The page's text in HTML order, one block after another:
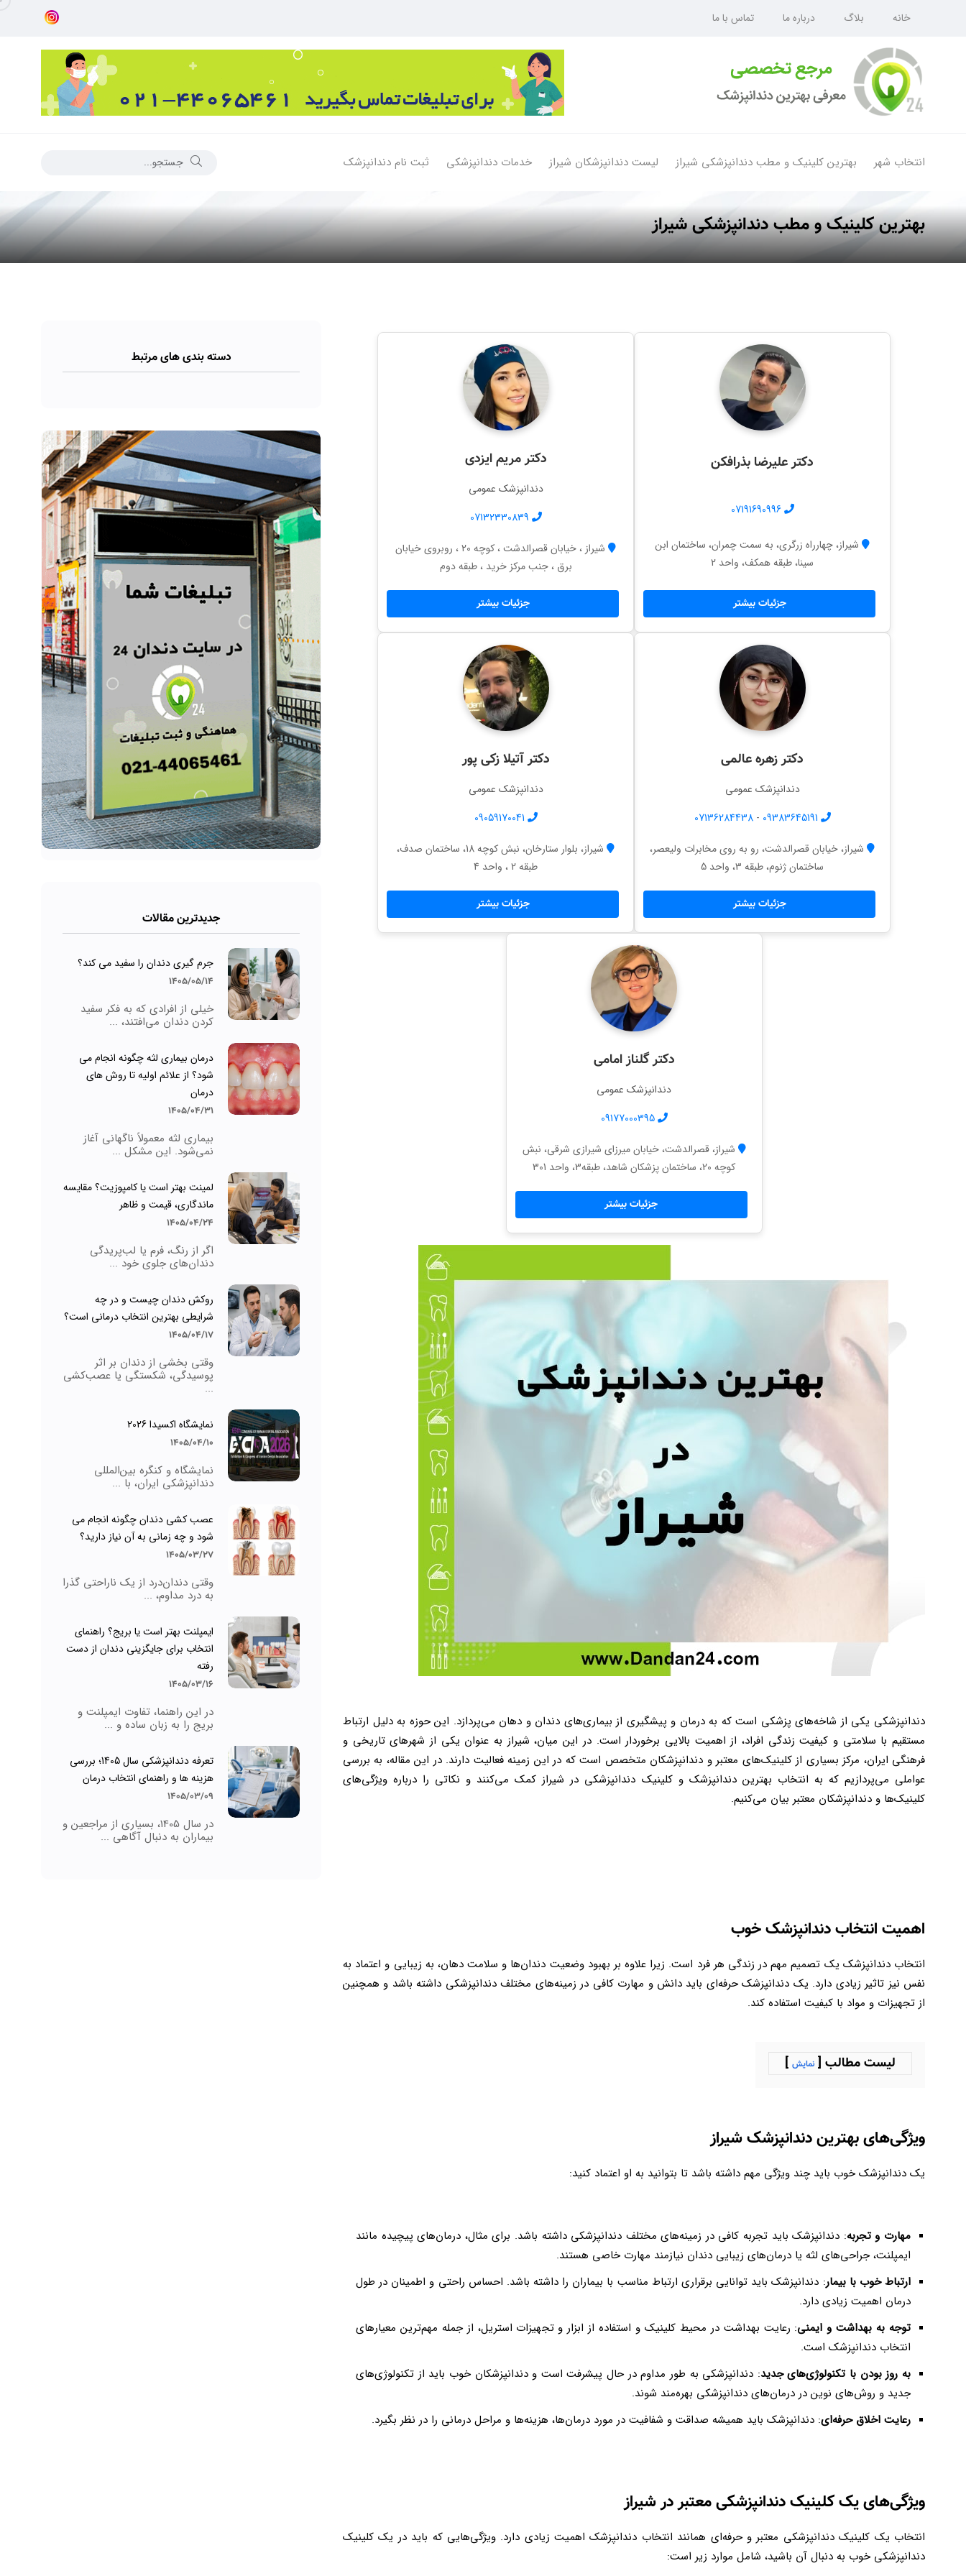
خانه بلاگ درباره ما تماس با ما
انتخاب شهر بهترین کلینیک و مطب دندانپزشکی شیراز لیست دندانپزشکان شیراز خدمات دندانپزشکی ثبت نام دندانپزشک
بهترین کلینیک و مطب دندانپزشکی شیراز
دکتر علیرضا بذرافکن
07191690996
شیراز، چهارراه زرگری، به سمت چمران، ساختمان ابن
سینا، طبقه همکف، واحد 2
جزئیات بیشتر
دکتر مریم ایزدی
دندانپزشک عمومی
07132330839
شیراز ، خیابان قصرالدشت ، کوچه 20 ، روبروی خیابان
برق ، جنب مرکز خرید ، طبقه دوم
جزئیات بیشتر
دکتر زهره عالمی
دندانپزشک عمومی
09383645191
-
07136284438
شیراز، خیابان قصرالدشت، رو به روی مخابرات ولیعصر،
ساختمان ژنوم، طبقه 3، واحد 5
جزئیات بیشتر
دکتر آتیلا زکی پور
دندانپزشک عمومی
09059170041
شیراز، بلوار ستارخان، نبش کوچه 18، ساختمان صدف،
طبقه 2 ، واحد 4
جزئیات بیشتر
دکتر گلناز امامی
دندانپزشک عمومی
09177000395
شیراز، قصرالدشت، خیابان میرزای شیرازی شرقی، نبش
کوچه 20، ساختمان پزشکان شاهد، طبقه3، واحد 301
جزئیات بیشتر
دندانپزشکی یکی از شاخه‌های پزشکی است که به درمان و پیشگیری از بیماری‌های دندان و دهان می‌پردازد. این حوزه به دلیل ارتباط
مستقیم با سلامتی و کیفیت زندگی افراد، از اهمیت بالایی برخوردار است. در این میان، شیراز به عنوان یکی از شهرهای تاریخی و
فرهنگی ایران، مرکز بسیاری از کلینیک‌های معتبر و دندانپزشکان متخصص است که در این زمینه فعالیت دارند. در این مقاله، به بررسی
عواملی می‌پردازیم که به انتخاب بهترین دندانپزشک و کلینیک دندانپزشکی در شیراز کمک می‌کنند و نکاتی را درباره ویژگی‌های
کلینیک‌ها و دندانپزشکان معتبر بیان می‌کنیم.
اهمیت انتخاب دندانپزشک خوب
انتخاب دندانپزشک یک تصمیم مهم در زندگی هر فرد است. زیرا علاوه بر بهبود وضعیت دندان‌ها و سلامت دهان، به زیبایی و اعتماد به
نفس نیز تاثیر زیادی دارد. یک دندانپزشک حرفه‌ای باید دانش و مهارت کافی در زمینه‌های مختلف دندانپزشکی داشته باشد و همچنین
از تجهیزات و مواد با کیفیت استفاده کند.
لیست مطالب [ نمایش ]
ویژگی‌های بهترین دندانپزشک شیراز
یک دندانپزشک خوب باید چند ویژگی مهم داشته باشد تا بتوانید به او اعتماد کنید:
مهارت و تجربه: دندانپزشک باید تجربه کافی در زمینه‌های مختلف دندانپزشکی داشته باشد. برای مثال، درمان‌های پیچیده مانند
ایمپلنت، جراحی‌های لثه یا درمان‌های زیبایی دندان نیازمند مهارت خاصی هستند.
ارتباط خوب با بیمار: دندانپزشک باید توانایی برقراری ارتباط مناسب با بیماران را داشته باشد. احساس راحتی و اطمینان در طول
درمان اهمیت زیادی دارد.
توجه به بهداشت و ایمنی: رعایت بهداشت در محیط کلینیک و استفاده از ابزار و تجهیزات استریل، از جمله مهم‌ترین معیارهای
انتخاب دندانپزشک است.
به روز بودن با تکنولوژی‌های جدید: دندانپزشکی به طور مداوم در حال پیشرفت است و دندانپزشکان خوب باید از تکنولوژی‌های
جدید و روش‌های نوین در درمان‌های دندانپزشکی بهره‌مند شوند.
رعایت اخلاق حرفه‌ای: دندانپزشک باید همیشه صداقت و شفافیت در مورد درمان‌ها، هزینه‌ها و مراحل درمانی را در نظر بگیرد.
ویژگی‌های یک کلینیک دندانپزشکی معتبر در شیراز
انتخاب یک کلینیک دندانپزشکی معتبر و حرفه‌ای همانند انتخاب دندانپزشک اهمیت زیادی دارد. ویژگی‌هایی که باید در یک کلینیک
دندانپزشکی خوب به دنبال آن باشید، شامل موارد زیر است:
دسته بندی های مرتبط
جدیدترین مقالات
جرم گیری دندان را سفید می کند؟
1405/05/14
خیلی از افرادی که به فکر سفید
کردن دندان می‌افتند، ...
درمان بیماری لثه چگونه انجام می
شود؟ از علائم اولیه تا روش های
درمان
1405/04/31
بیماری لثه معمولاً ناگهانی آغاز
نمی‌شود. این مشکل ...
لمینت بهتر است یا کامپوزیت؟ مقایسه
ماندگاری، قیمت و ظاهر
1405/04/24
اگر از رنگ، فرم یا لب‌پریدگی
دندان‌های جلوی خود ...
روکش دندان چیست و در چه
شرایطی بهترین انتخاب درمانی است؟
1405/04/17
وقتی بخشی از دندان بر اثر
پوسیدگی، شکستگی یا عصب‌کشی
...
نمایشگاه اکسیدا 2026
1405/04/10
نمایشگاه و کنگره بین‌المللی
دندانپزشکی ایران، با ...
عصب کشی دندان چگونه انجام می
شود و چه زمانی به آن نیاز دارید؟
1405/03/27
وقتی دندان‌درد از یک ناراحتی گذرا
به درد مداوم، ...
ایمپلنت بهتر است یا بریج؟ راهنمای
انتخاب برای جایگزینی دندان از دست
رفته
1405/03/16
در این راهنما، تفاوت ایمپلنت و
بریج را به زبان ساده و ...
تعرفه دندانپزشکی سال 1405؛ بررسی
هزینه ها و راهنمای انتخاب درمان
1405/03/09
در سال 1405، بسیاری از مراجعین و
بیماران به دنبال آگاهی ...